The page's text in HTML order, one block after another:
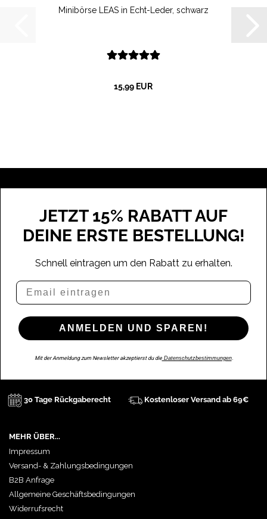
Minibörse LEAS in Echt-Leder, schwarz
15,99 EUR
JETZT 15% RABATT AUF
DEINE ERSTE BESTELLUNG!
Schnell eintragen um den Rabatt zu erhalten.
Email
ANMELDEN UND SPAREN!
Mit der Anmeldung zum Newsletter akzeptierst du dieDatenschutzbestimmungen.
30 Tage Rückgaberecht Kostenloser Versand ab 69€
MEHR ÜBER...
Impressum
Versand- & Zahlungsbedingungen
B2B Anfrage
Allgemeine Geschäftsbedingungen
Widerrufsrecht